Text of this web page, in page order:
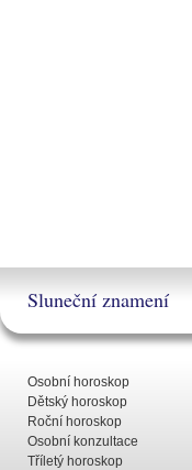
Sluneční znamení
Osobní horoskop
Dětský horoskop
Roční horoskop
Osobní konzultace
Tříletý horoskop